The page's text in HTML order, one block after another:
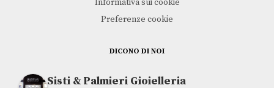
Informativa sui cookie
Preferenze cookie
DICONO DI NOI
Sisti & Palmieri Gioielleria